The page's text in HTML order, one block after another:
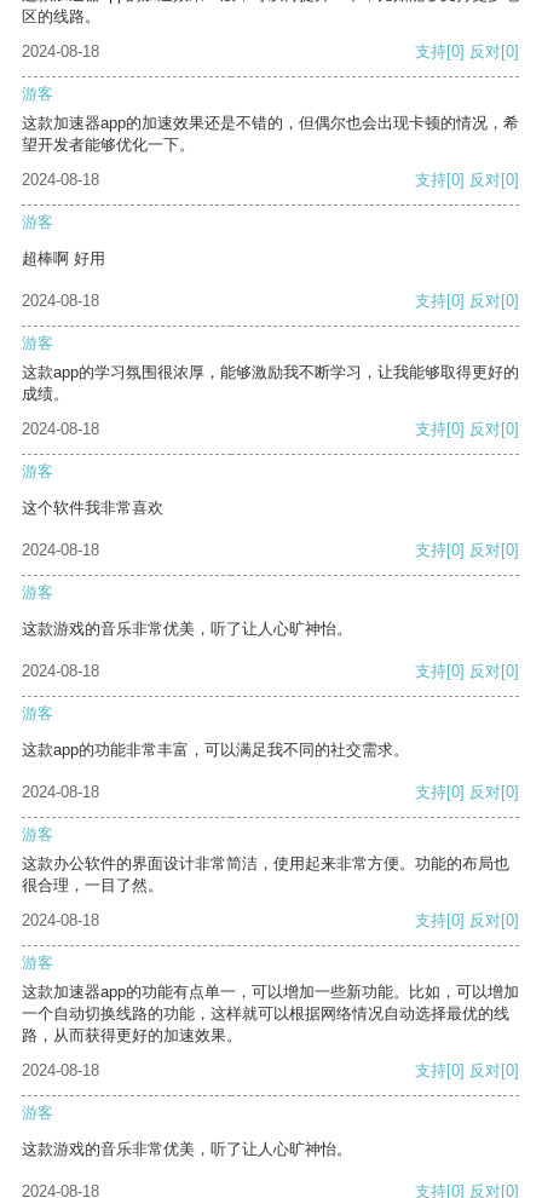
区的线路。
2024-08-18
支持[0] 反对[0]
游客
这款加速器app的加速效果还是不错的，但偶尔也会出现卡顿的情况，希
望开发者能够优化一下。
2024-08-18
支持[0] 反对[0]
游客
超棒啊 好用
2024-08-18 支持[0] 反对[0]
游客
这款app的学习氛围很浓厚，能够激励我不断学习，让我能够取得更好的
成绩。
2024-08-18
支持[0] 反对[0]
游客
这个软件我非常喜欢
2024-08-18 支持[0] 反对[0]
游客
这款游戏的音乐非常优美，听了让人心旷神怡。
2024-08-18 支持[0] 反对[0]
游客
这款app的功能非常丰富，可以满足我不同的社交需求。
2024-08-18 支持[0] 反对[0]
游客
这款办公软件的界面设计非常简洁，使用起来非常方便。功能的布局也
很合理，一目了然。
2024-08-18
支持[0] 反对[0]
游客
这款加速器app的功能有点单一，可以增加一些新功能。比如，可以增加
一个自动切换线路的功能，这样就可以根据网络情况自动选择最优的线
路，从而获得更好的加速效果。
2024-08-18
支持[0] 反对[0]
游客
这款游戏的音乐非常优美，听了让人心旷神怡。
2024-08-18 支持[0] 反对[0]